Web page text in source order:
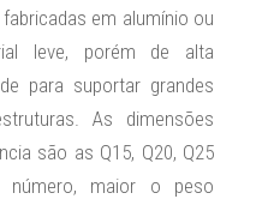
em alumínio ou
leve, porém de alta
para suportar grandes
As dimensões
são as Q15, Q20, Q25
maior o peso